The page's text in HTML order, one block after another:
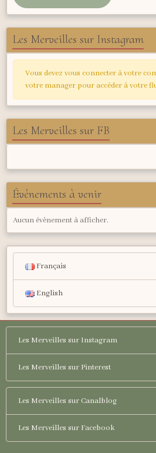
Les Merveilles sur Instagram
Vous devez vous connecter à votre
votre manager pour accéder à votre
Les Merveilles sur FB
Événements à venir
Aucun évènement à afficher.
Français
English
Les Merveilles sur Instagram
Les Merveilles sur Pinterest
Les Merveilles sur Canalblog
Les Merveilles sur Facebook